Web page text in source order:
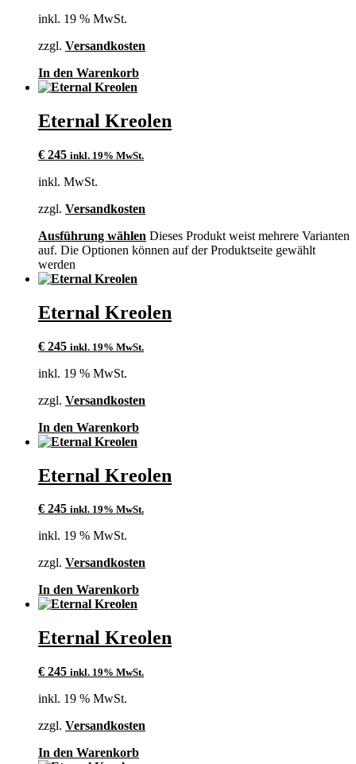
inkl. 19 % MwSt.
zzgl. Versandkosten
In den Warenkorb
Eternal Kreolen
€ 245 inkl. 19% MwSt.
inkl. MwSt.
zzgl. Versandkosten
Ausführung wählen Dieses Produkt weist mehrere Varianten
auf. Die Optionen können auf der Produktseite gewählt
werden
Eternal Kreolen
€ 245 inkl. 19% MwSt.
inkl. 19 % MwSt.
zzgl. Versandkosten
In den Warenkorb
Eternal Kreolen
€ 245 inkl. 19% MwSt.
inkl. 19 % MwSt.
zzgl. Versandkosten
In den Warenkorb
Eternal Kreolen
€ 245 inkl. 19% MwSt.
inkl. 19 % MwSt.
zzgl. Versandkosten
In den Warenkorb